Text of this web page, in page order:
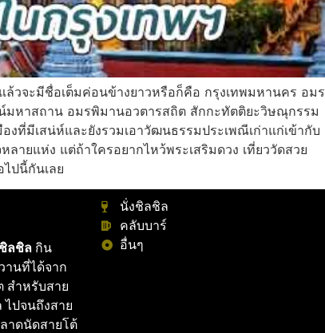
ล้วจะมีชื่อเต็มค่อนข้างยาวหรือก็คือ กรุงเทพมหานคร อมร
หาสถาน อมรพิมานอวตารสถิต สักกะทัตติยะวิษณุกรรม
งที่มีเสน่ห์และยังรวมเอาวัฒนธรรมประเพณีเก่าแก่เข้ากับ
ายแห่ง แต่ถ้าใครอยากไหว้พระเสริมดวง เที่ยววัดสวย
ปนี้กันเลย
ลชิลกิน
านที่ได้จาก
สำหรับสาย
ไปจนถึงสาย
าดนัดสายโต้
นั่งชิลชิล
คลับบาร์
อื่นๆ